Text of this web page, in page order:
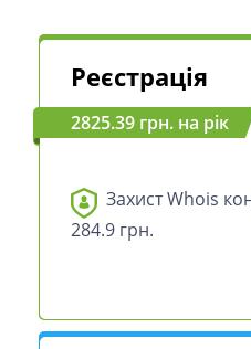
Реєстрація
2825.39 грн. на рік
Захист Whois
284.9 грн.